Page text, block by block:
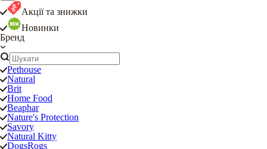
Акції та знижки
Новинки
Бренд
Pethouse
Natural
Brit
Home Food
Beaphar
Nature's Protection
Savory
Natural Kitty
DogsRogs